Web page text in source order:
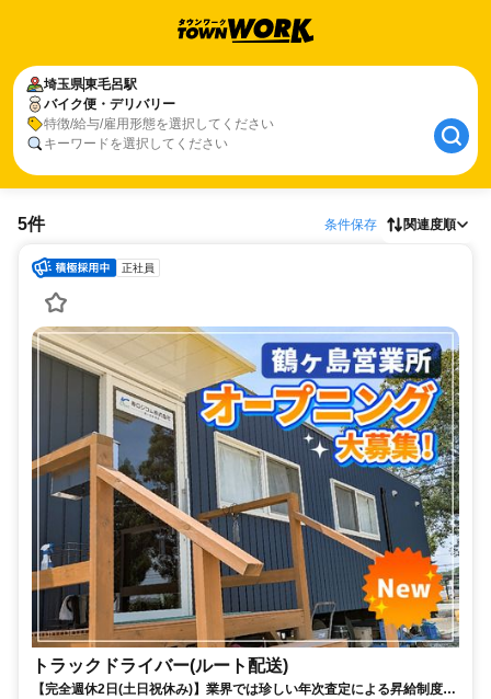
埼玉県東毛呂駅
バイク便・デリバリー
特徴/給与/雇用形態を選択してください
キーワードを選択してください
5件 条件保存 関連度順
正社員
トラックドライバー(ルート配送)
【完全週休2日(土日祝休み)】業界では珍しい年次査定による昇給制度あ